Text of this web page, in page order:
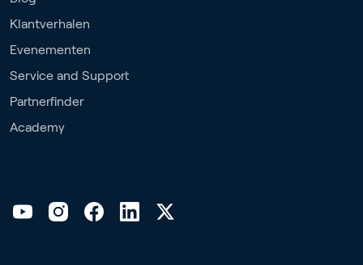
Klantverhalen
Evenementen
Service and Support
Partnerfinder
Academy